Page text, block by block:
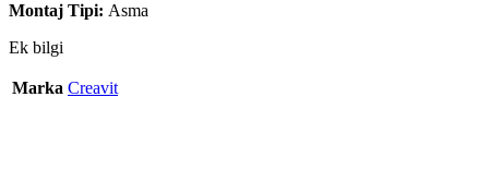
Montaj Tipi: Asma
Ek bilgi
Marka Creavit